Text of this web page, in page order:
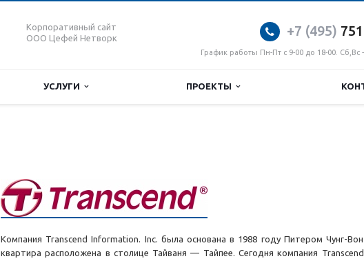
Корпоративный сайт
ООО Цефей Нетворк
+7 (495)
График работы Пн-Пт с 9-00 до 18-00.
УСЛУГИ ПРОЕКТЫ
Компания Transcend Information. Inc. была основана в 1988 году Питером Чунг-
квартира расположена в столице Тайваня — Тайпее. Сегодня компания